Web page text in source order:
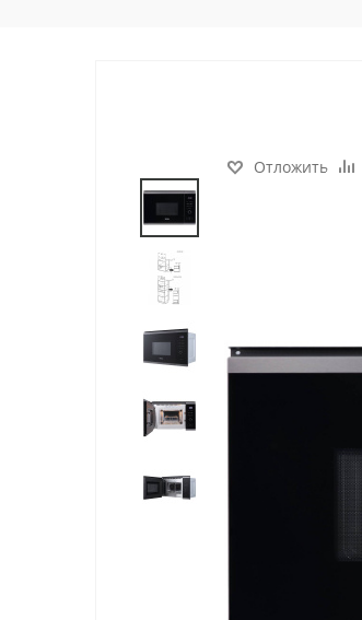
Отложить